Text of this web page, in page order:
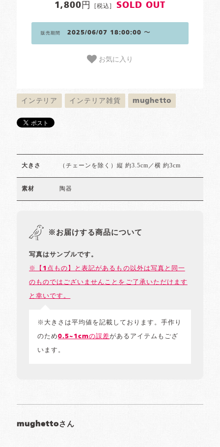
1,800円 [税込] SOLD OUT
販売期間 2025/06/07 18:00:00 〜
お気に入り
インテリア インテリア雑貨 mughetto
大きさ （チェーンを除く）縦 約3.5cm／横 約3cm
素材 陶器
※お届けする商品について
写真はサンプルです。
※【1点もの】と表記があるもの以外は写真と同一
のものではございませんことをご了承いただけます
と幸いです。
※大きさは平均値を記載しております。手作り
のため0.5~1cmの誤差があるアイテムもござ
います。
mughettoさん